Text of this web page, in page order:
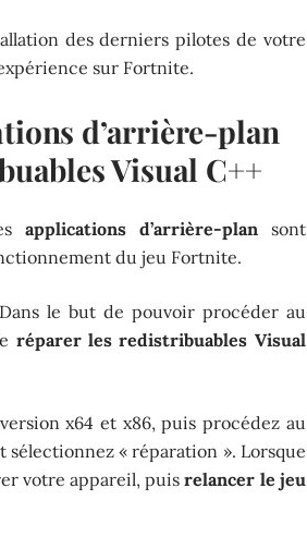
des derniers pilotes de votre
sur Fortnite.
d’arrière-plan
Visual C++
applications d’arrière-plan sont
du jeu Fortnite.
le but de pouvoir procéder au
réparer les redistribuables Visual
x64 et x86, puis procédez au
sélectionnez « réparation ». Lorsque
votre appareil, puisrelancer le jeu